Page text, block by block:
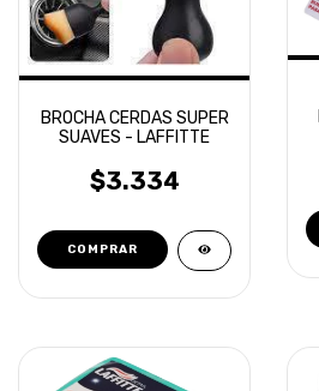
BROCHA CERDAS SUPER
SUAVES - LAFFITTE
$3.334